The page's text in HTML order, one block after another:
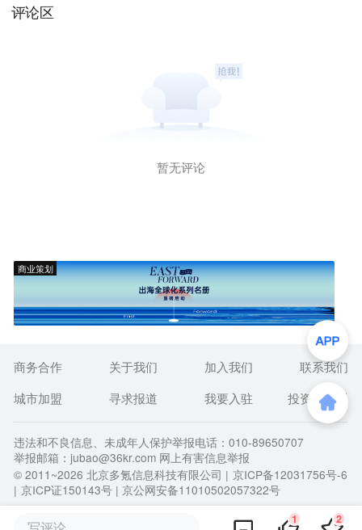
评论区
暂无评论
商业策划
1 2
商务合作 关于我们 加入我们
联系我们
城市加盟
寻求报道 我要入驻 投资者关系
违法和不良信息、未成年人保护举报电话：010-89650707
举报邮箱：jubao@36kr.com 网上有害信息举报
© 2011~2026 北京多氪信息科技有限公司 | 京ICP备12031756号-6
| 京ICP证150143号 | 京公网安备11010502057322号